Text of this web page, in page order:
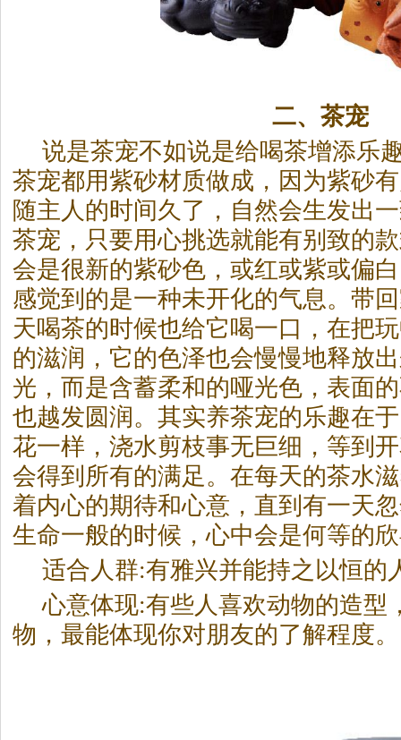
二、 茶宠
说是茶宠不如说是给喝茶增添乐
茶宠都用紫砂材质做成，因为紫砂
随主人的时间久了，自然会生发出
茶宠，只要用心挑选就能有别致的
会是很新的紫砂色，或红或紫或偏
感觉到的是一种未开化的气息。带
天喝茶的时候也给它喝一口，在把
的滋润，它的色泽也会慢慢地释放
光，而是含蓄柔和的哑光色，表面
也越发圆润。其实养茶宠的乐趣在
花一样，浇水剪枝事无巨细，等到
会得到所有的满足。在每天的茶水
着内心的期待和心意，直到有一天
生命一般的时候，心中会是何等的
适合人群:有雅兴并能持之以恒的
心意体现:有些人喜欢动物的造型
物，最能体现你对朋友的了解程度。